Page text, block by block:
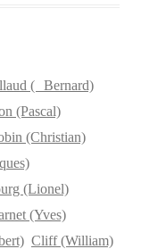
( Bernard)
(Pascal)
(Christian)
(Lionel)
(Yves)
Cliff (William)